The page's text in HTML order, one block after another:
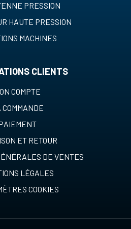
PRESSION
HAUTE PRESSION
MACHINES
CLIENTS
COMPTE
COMMANDE
ET RETOUR
DE VENTES
LÉGALES
COOKIES